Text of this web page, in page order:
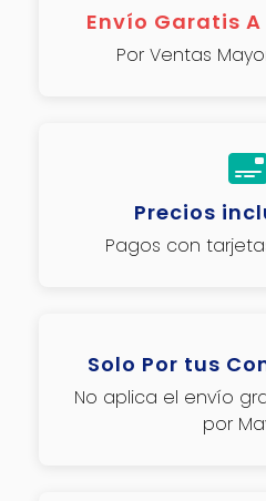
Envío Garatis A
Por Ventas
Precios
Pagos con
Solo Por tus
No aplica el envío
por